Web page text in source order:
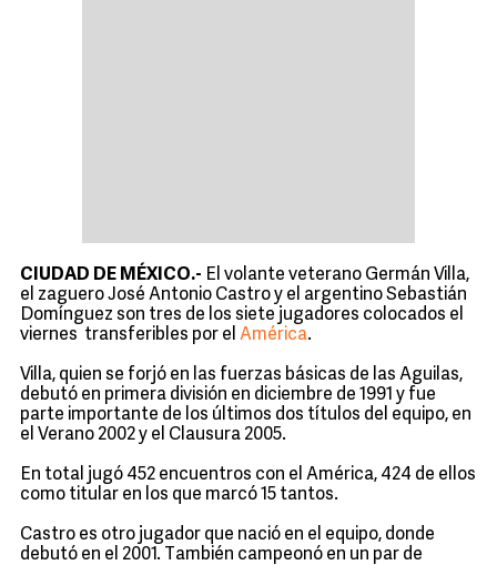
CIUDAD DE MÉXICO.- El volante veterano Germán Villa,
el zaguero José Antonio Castro y el argentino Sebastián
Domínguez son tres de los siete jugadores colocados el
viernes transferibles por el América.
Villa, quien se forjó en las fuerzas básicas de las Aguilas,
debutó en primera división en diciembre de 1991 y fue
parte importante de los últimos dos títulos del equipo, en
el Verano 2002 y el Clausura 2005.
En total jugó 452 encuentros con el América, 424 de ellos
como titular en los que marcó 15 tantos.
Castro es otro jugador que nació en el equipo, donde
debutó en el 2001. También campeonó en un par de